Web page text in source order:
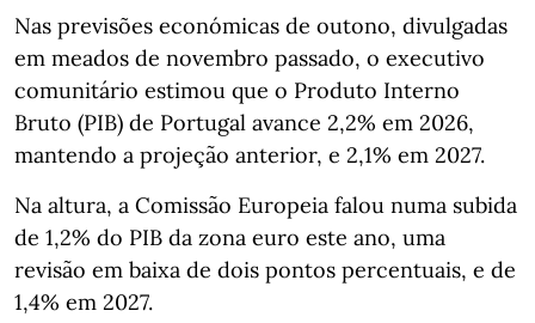
Nas previsões económicas de outono, divulgadas
em meados de novembro passado, o executivo
comunitário estimou que o Produto Interno
Bruto (PIB) de Portugal avance 2,2% em 2026,
mantendo a projeção anterior, e 2,1% em 2027.
Na altura, a Comissão Europeia falou numa subida
de 1,2% do PIB da zona euro este ano, uma
revisão em baixa de dois pontos percentuais, e de
1,4% em 2027.